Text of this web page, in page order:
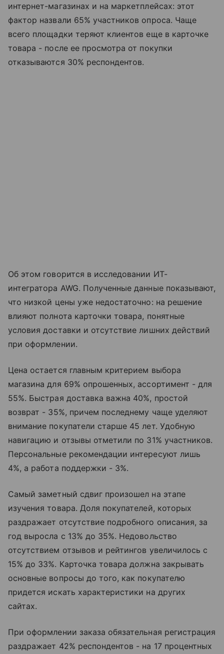
интернет-магазинах и на маркетплейсах: этот
фактор назвали 65% участников опроса. Чаще
всего площадки теряют клиентов еще в карточке
товара - после ее просмотра от покупки
отказываются 30% респондентов.
Об этом говорится в исследовании ИТ-
интегратора AWG. Полученные данные показывают,
что низкой цены уже недостаточно: на решение
влияют полнота карточки товара, понятные
условия доставки и отсутствие лишних действий
при оформлении.
Цена остается главным критерием выбора
магазина для 69% опрошенных, ассортимент - для
55%. Быстрая доставка важна 40%, простой
возврат - 35%, причем последнему чаще уделяют
внимание покупатели старше 45 лет. Удобную
навигацию и отзывы отметили по 31% участников.
Персональные рекомендации интересуют лишь
4%, а работа поддержки - 3%.
Самый заметный сдвиг произошел на этапе
изучения товара. Доля покупателей, которых
раздражает отсутствие подробного описания, за
год выросла с 13% до 35%. Недовольство
отсутствием отзывов и рейтингов увеличилось с
15% до 33%. Карточка товара должна закрывать
основные вопросы до того, как покупателю
придется искать характеристики на других
сайтах.
При оформлении заказа обязательная регистрация
раздражает 42% респондентов - на 17 процентных